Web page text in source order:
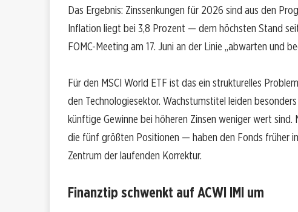
Das Ergebnis: Zinssenkungen für 2026 sind aus den
Inflation liegt bei 3,8 Prozent — dem höchsten Stand
FOMC-Meeting am 17. Juni an der Linie „abwarten und
Für den MSCI World ETF ist das ein strukturelles
den Technologiesektor. Wachstumstitel leiden
künftige Gewinne bei höheren Zinsen weniger wert
die fünf größten Positionen — haben den Fonds früher
Zentrum der laufenden Korrektur.
Finanztip schwenkt auf ACWI IMI um